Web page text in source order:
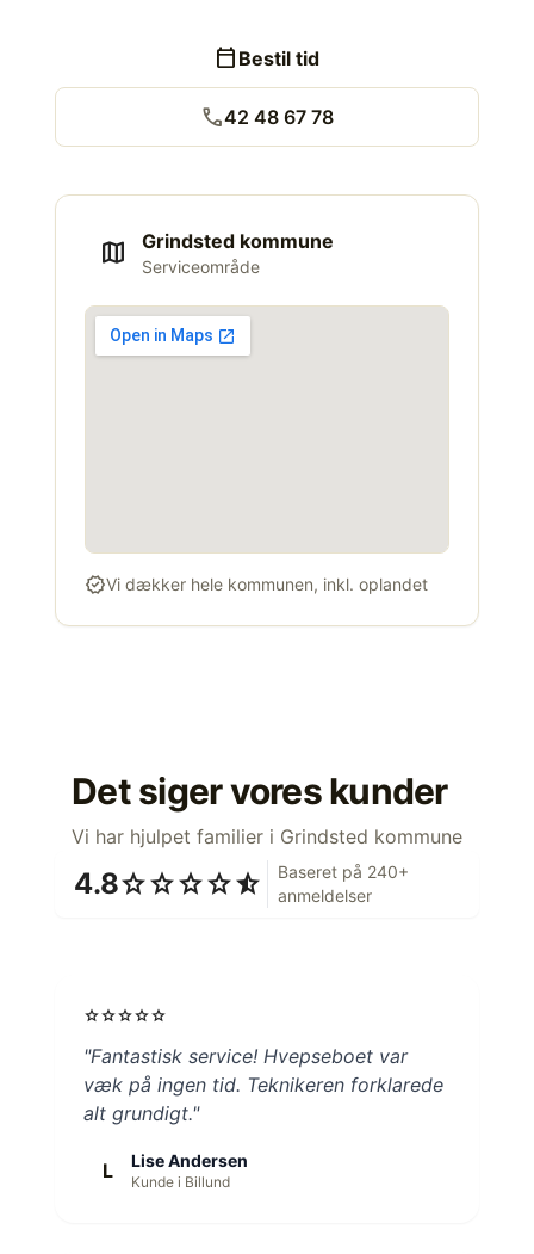
calendar_today Bestil tid
call42 48 67 78
map Grindsted kommune
Serviceområde
verifiedVi dækker hele kommunen, inkl. oplandet
Det siger vores kunder
Vi har hjulpet familier i Grindsted kommune
4.8starstarstarstarstar_half
Baseret på 240+
anmeldelser
starstarstarstarstar
"Fantastisk service! Hvepseboet var
væk på ingen tid. Teknikeren forklarede
alt grundigt."
L Lise Andersen
Kunde i Billund